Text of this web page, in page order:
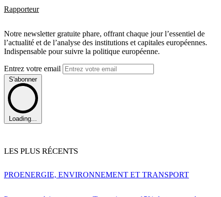
Rapporteur
Notre newsletter gratuite phare, offrant chaque jour l’essentiel de
l’actualité et de l’analyse des institutions et capitales européennes.
Indispensable pour suivre la politique européenne.
Entrez votre email
S'abonner
Loading...
LES PLUS RÉCENTS
PROENERGIE, ENVIRONNEMENT ET TRANSPORT